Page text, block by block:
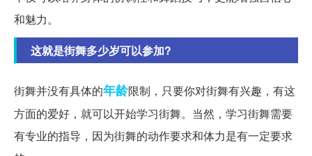
和魅力。
这就是街舞多少岁可以参加?
街舞并没有具体的年龄限制，只要你对街舞有兴趣，有这
方面的爱好，就可以开始学习街舞。当然，学习街舞需要
有专业的指导，因为街舞的动作要求和体力是有一定要求